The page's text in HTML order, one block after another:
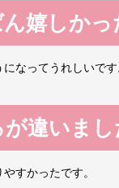
嬉しか
なってうれしいです
違いまし
すかったです。